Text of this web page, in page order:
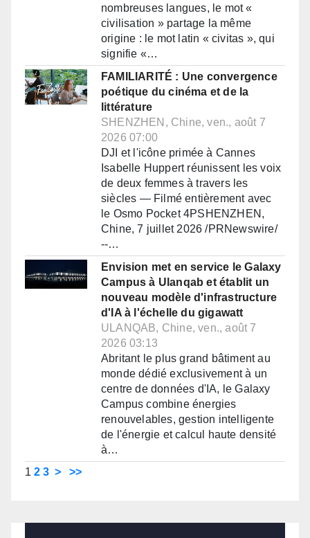
nombreuses langues, le mot «
civilisation » partage la même
origine : le mot latin « civitas », qui
signifie «…
FAMILIARITÉ : Une convergence
poétique du cinéma et de la
littérature
SHENZHEN, Chine, ven., août 7
2026 07:00
DJI et l'icône primée à Cannes
Isabelle Huppert réunissent les voix
de deux femmes à travers les
siècles — Filmé entièrement avec
le Osmo Pocket 4PSHENZHEN,
Chine, 7 juillet 2026 /PRNewswire/
--…
Envision met en service le Galaxy
Campus à Ulanqab et établit un
nouveau modèle d'infrastructure
d'IA à l'échelle du gigawatt
ULANQAB, Chine, ven., août 7
2026 03:13
Abritant le plus grand bâtiment au
monde dédié exclusivement à un
centre de données d'IA, le Galaxy
Campus combine énergies
renouvelables, gestion intelligente
de l'énergie et calcul haute densité
à…
1 2 3 > >>